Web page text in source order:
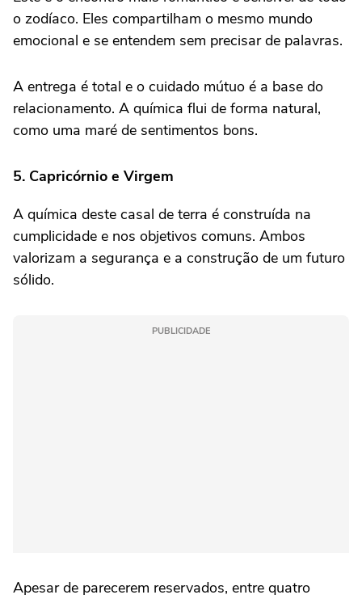
o zodíaco. Eles compartilham o mesmo mundo
emocional e se entendem sem precisar de palavras.
A entrega é total e o cuidado mútuo é a base do
relacionamento. A química flui de forma natural,
como uma maré de sentimentos bons.
5. Capricórnio e Virgem
A química deste casal de terra é construída na
cumplicidade e nos objetivos comuns. Ambos
valorizam a segurança e a construção de um futuro
sólido.
PUBLICIDADE
Apesar de parecerem reservados, entre quatro